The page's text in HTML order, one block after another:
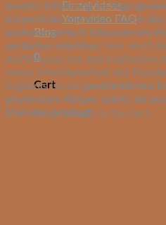
Einzelvideos
Yogavideo FAQ
Blog
0
Cart
No products in the cart.
bereits Erfahrung im Yoga
körperliche mit einer, durch
und energetisch fokussierten
vertiefen möchten. Hier wird
des Vinyasa mit den kraftvollen
sowie Meridianarbeit des
Ergebnis ist ein ganzheitliches
physischen Körper stärkt als
Ebenenvordringt.